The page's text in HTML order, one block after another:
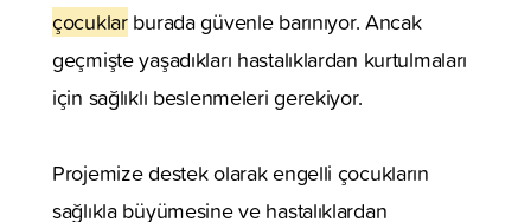
çocuklarburada güvenle barınıyor. Ancak
geçmişte yaşadıkları hastalıklardan kurtulmaları
için sağlıklı beslenmeleri gerekiyor.
Projemize destek olarak engelli çocukların
sağlıkla büyümesine ve hastalıklardan